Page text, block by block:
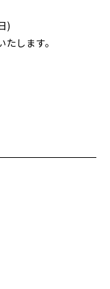
)
します。